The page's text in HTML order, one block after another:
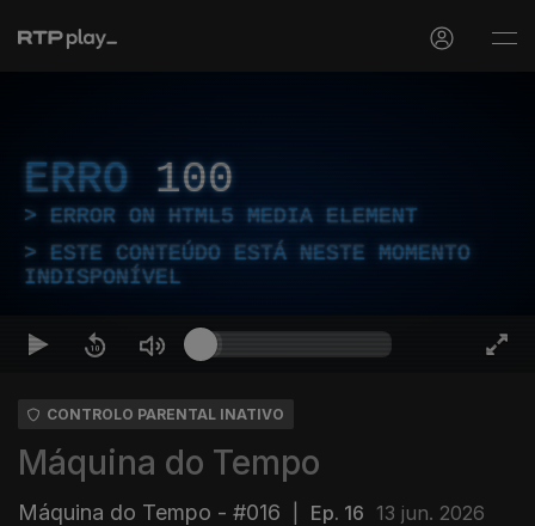
ERRO 100
ERROR ON HTML5 MEDIA ELEMENT
ESTE CONTEÚDO ESTÁ NESTE MOMENTO
INDISPONÍVEL
CONTROLO PARENTAL INATIVO
Máquina do Tempo
Máquina do Tempo - #016 Ep. 16 13 jun. 2026